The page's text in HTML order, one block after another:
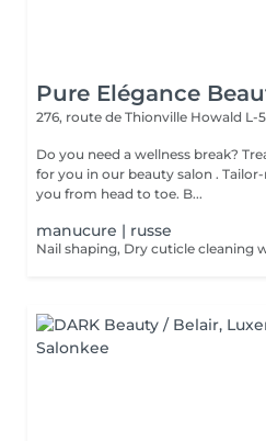
Pure Elégance
276, route de Thionville Howald L-
Do you need a wellness break? Treat yourself to a moment just
for you in our beauty salon . Tailor-made treatments to pamper
you from head to toe. B...
manucure | russe
Nail shaping, Dry cuticle cleaning